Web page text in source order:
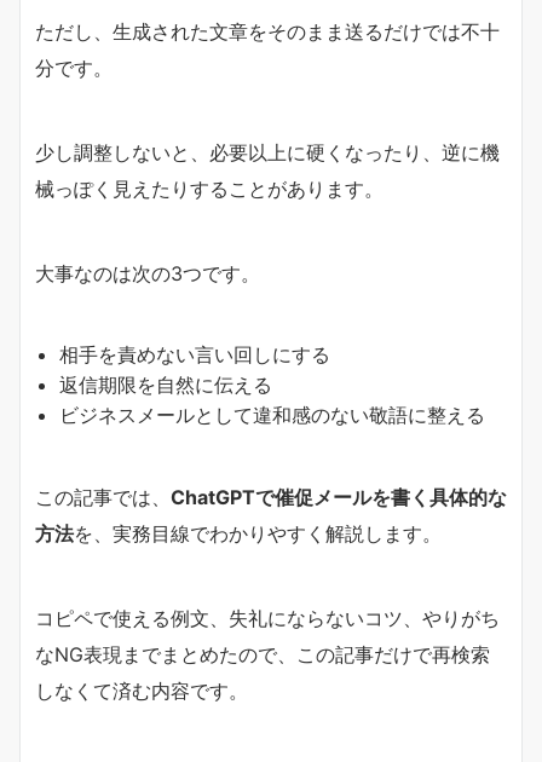
ただし、生成された文章をそのまま送るだけでは不十
分です。
少し調整しないと、必要以上に硬くなったり、逆に機
械っぽく見えたりすることがあります。
大事なのは次の3つです。
相手を責めない言い回しにする
返信期限を自然に伝える
ビジネスメールとして違和感のない敬語に整える
この記事では、 ChatGPTで催促メールを書く具体的な
方法を、実務目線でわかりやすく解説します。
コピペで使える例文、失礼にならないコツ、やりがち
なNG表現までまとめたので、この記事だけで再検索
しなくて済む内容です。